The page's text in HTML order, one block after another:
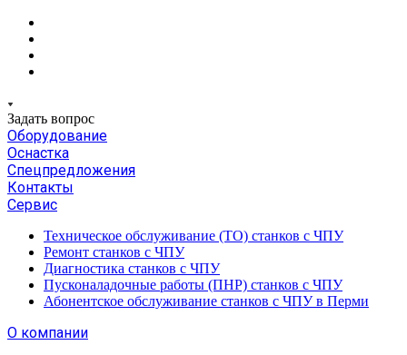
Задать вопрос
Оборудование
Оснастка
Спецпредложения
Контакты
Сервис
Техническое обслуживание (ТО) станков с ЧПУ
Ремонт станков с ЧПУ
Диагностика станков с ЧПУ
Пусконаладочные работы (ПНР) станков с ЧПУ
Абонентское обслуживание станков с ЧПУ в Перми
О компании